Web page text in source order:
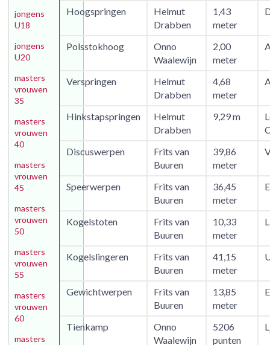
Hoogspringen
Helmut
Drabben
1,43
meter
Polsstokhoog
Onno
Waalewijn
2,00
meter
Verspringen
Helmut
Drabben
4,68
meter
Hinkstapspringen
Helmut
Drabben
9,29 m
Discuswerpen
Frits van
Buuren
39,86
meter
Speerwerpen
Frits van
Buuren
36,45
meter
Kogelstoten
Frits van
Buuren
10,33
meter
Kogelslingeren
Frits van
Buuren
41,15
meter
Gewichtwerpen
Frits van
Buuren
13,85
meter
Tienkamp
Onno
Waalewijn
5206
punten
jongens
U18
jongens
U20
masters
vrouwen
35
masters
vrouwen
40
masters
vrouwen
45
masters
vrouwen
50
masters
vrouwen
55
masters
vrouwen
60
masters